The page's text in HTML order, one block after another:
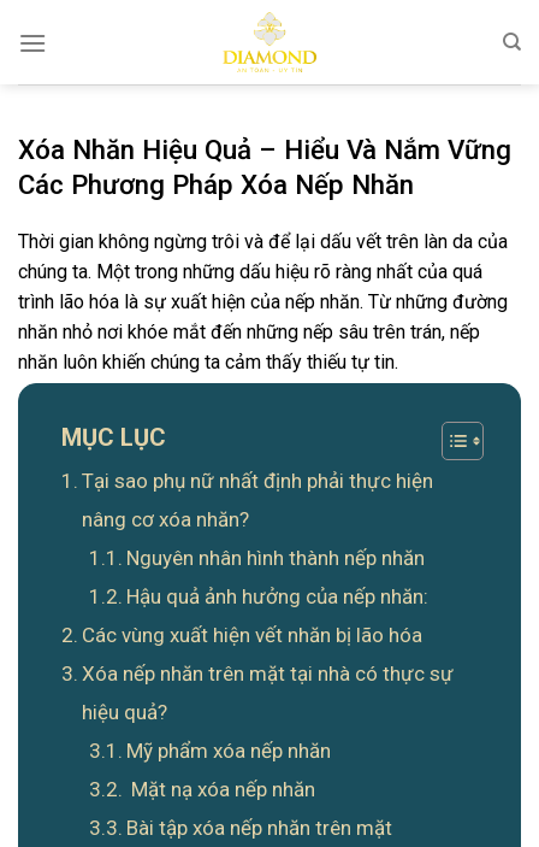
qua
Xóa Nhăn Hiệu Quả – Hiểu Và Nắm Vững
Các Phương Pháp Xóa Nếp Nhăn
Thời gian không ngừng trôi và để lại dấu vết trên làn da của
chúng ta. Một trong những dấu hiệu rõ ràng nhất của quá
trình lão hóa là sự xuất hiện của nếp nhăn. Từ những đường
nhăn nhỏ nơi khóe mắt đến những nếp sâu trên trán, nếp
nhăn luôn khiến chúng ta cảm thấy thiếu tự tin.
MỤC LỤC
Tại sao phụ nữ nhất định phải thực hiện
nâng cơ xóa nhăn?
Nguyên nhân hình thành nếp nhăn
Hậu quả ảnh hưởng của nếp nhăn:
Các vùng xuất hiện vết nhăn bị lão hóa
Xóa nếp nhăn trên mặt tại nhà có thực sự
hiệu quả?
Mỹ phẩm xóa nếp nhăn
Mặt nạ xóa nếp nhăn
Bài tập xóa nếp nhăn trên mặt